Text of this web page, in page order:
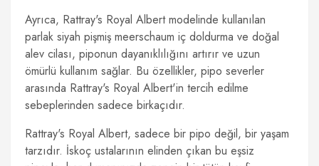
Ayrıca, Rattray's Royal Albert modelinde kullanılan
parlak siyah pişmiş meerschaum iç doldurma ve doğal
alev cilası, piponun dayanıklılığını artırır ve uzun
ömürlü kullanım sağlar. Bu özellikler, pipo severler
arasında Rattray's Royal Albert'in tercih edilme
sebeplerinden sadece birkaçıdır.
Rattray's Royal Albert, sadece bir pipo değil, bir yaşam
tarzıdır. İskoç ustalarının elinden çıkan bu eşsiz